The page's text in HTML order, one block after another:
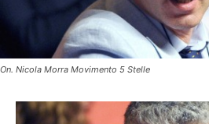
On. Nicola Morra Movimento 5 Stelle